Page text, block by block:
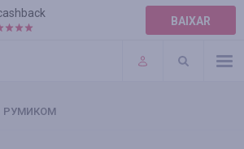
BAIXAR
РУМИКОМ